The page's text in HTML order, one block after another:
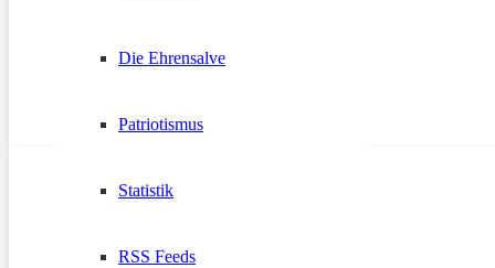
Die Ehrensalve
Patriotismus
Statistik
RSS Feeds